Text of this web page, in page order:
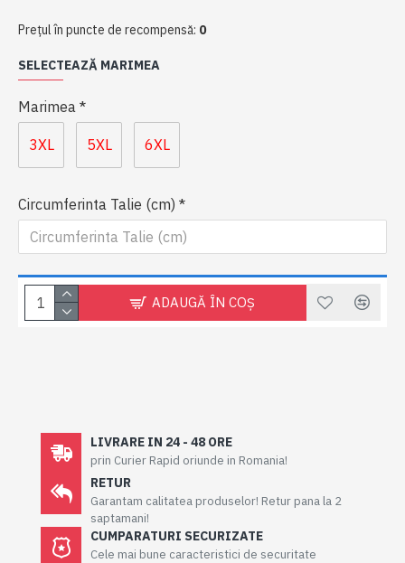
Preţul în puncte de recompensă: 0
SELECTEAZĂ MARIMEA
Marimea
3XL 5XL 6XL
Circumferinta Talie (cm)
ADAUGĂ ÎN COŞ
LIVRARE IN 24 - 48 ORE
prin Curier Rapid oriunde in Romania!
RETUR
Garantam calitatea produselor! Retur pana la 2
saptamani!
CUMPARATURI SECURIZATE
Cele mai bune caracteristici de securitate